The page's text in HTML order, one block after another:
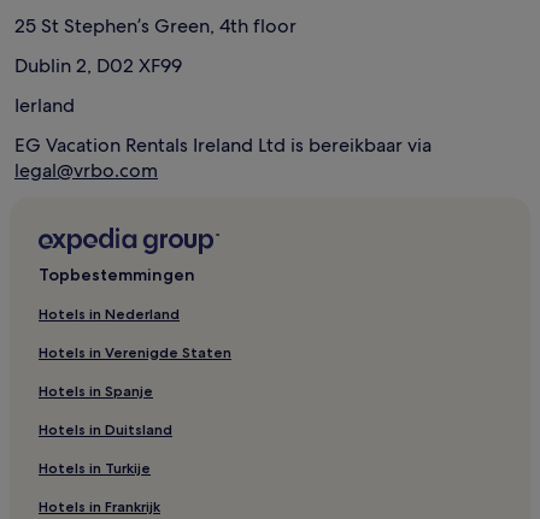
25 St Stephen’s Green, 4th floor
Dublin 2, D02 XF99
Ierland
EG Vacation Rentals Ireland Ltd is bereikbaar via
legal@vrbo.com
Topbestemmingen
Hotels in Nederland
Hotels in Verenigde Staten
Hotels in Spanje
Hotels in Duitsland
Hotels in Turkije
Hotels in Frankrijk